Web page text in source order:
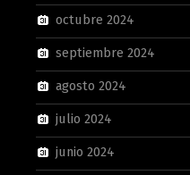
octubre 2024
septiembre 2024
agosto 2024
julio 2024
junio 2024